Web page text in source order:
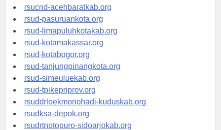
rsucnd-acehbaratkab.org
rsud-pasuruankota.org
rsud-limapuluhkotakab.org
rsud-kotamakassar.org
rsud-kotabogor.org
rsud-tanjungpinangkota.org
rsud-simeuluekab.org
rsud-tpikepriprov.org
rsuddrloekmonohadi-kuduskab.org
rsudksa-depok.org
rsudrtnotopuro-sidoarjokab.org